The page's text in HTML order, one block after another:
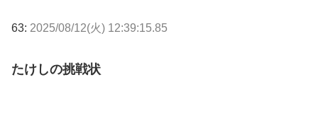
63: 2025/08/12(火) 12:39:15.85
たけしの挑戦状